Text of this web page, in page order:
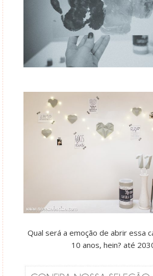
Qual será a emoção de abrir essa
10 anos, hein? até